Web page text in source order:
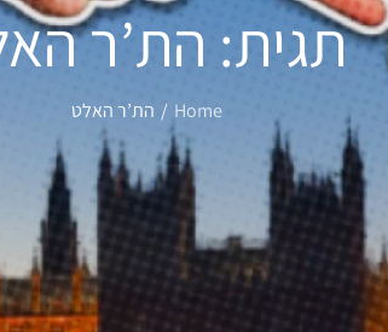
תגית: הת’ר
Home הת’ר האלט